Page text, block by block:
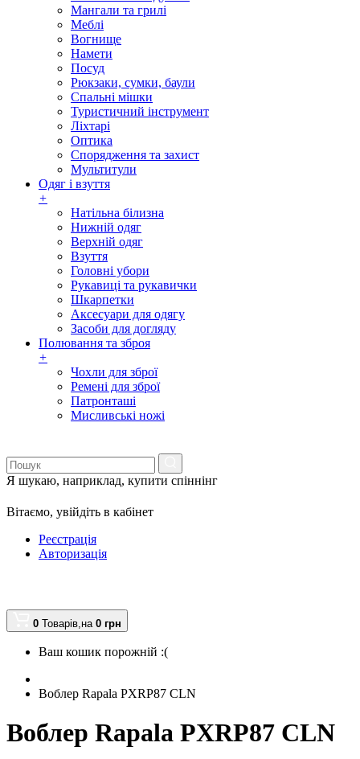
Мангали та грилі
Меблі
Вогнище
Намети
Посуд
Рюкзаки, сумки, баули
Спальні мішки
Туристичний інструмент
Ліхтарі
Оптика
Спорядження та захист
Мультитули
Одяг і взуття
+
Натільна білизна
Нижній одяг
Верхній одяг
Взуття
Головні убори
Рукавиці та рукавички
Шкарпетки
Аксесуари для одягу
Засоби для догляду
Полювання та зброя
+
Чохли для зброї
Ремені для зброї
Патронташі
Мисливські ножі
Я шукаю, наприклад, купити спіннінг
Вітаємо, увійдіть в кабінет
Реєстрація
Авторизація
0 Товарів,на 0 грн
Ваш кошик порожній :(
Воблер Rapala PXRP87 CLN
Воблер Rapala PXRP87 CLN